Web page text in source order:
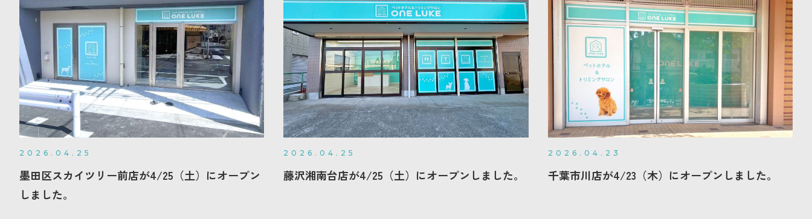
2026.04.25
墨田区スカイツリー前店が4/25（土）にオープン
しました。
2026.04.25
藤沢湘南台店が4/25（土）にオープンしました。
2026.04.23
千葉市川店が4/23（木）にオープンしました。